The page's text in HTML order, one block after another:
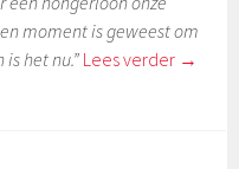
moment is geweest om
het nu.” Lees verder →